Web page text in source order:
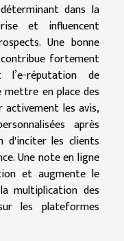
dans la
et influencent
Une bonne
fortement
réputation de
mettre en place des
les avis,
après
d'inciter les clients
Une note en ligne
et augmente le
multiplication des
les plateformes